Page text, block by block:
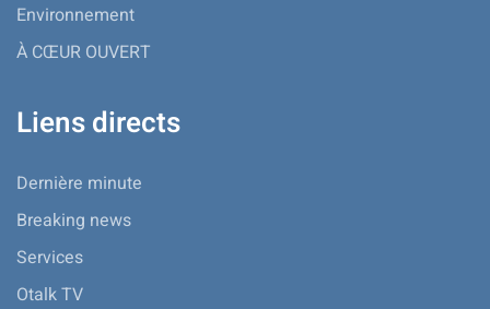
Environnement
À CŒUR OUVERT
Liens directs
Dernière minute
Breaking news
Services
Otalk TV